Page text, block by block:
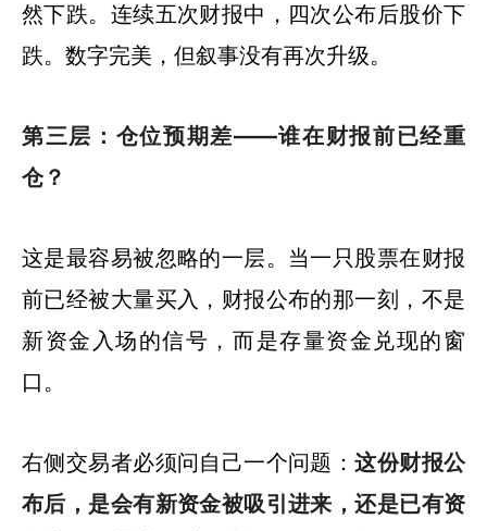
然下跌。连续五次财报中，四次公布后股价下
跌。数字完美，但叙事没有再次升级。
第三层：仓位预期差——谁在财报前已经重
仓？
这是最容易被忽略的一层。当一只股票在财报
前已经被大量买入，财报公布的那一刻，不是
新资金入场的信号，而是存量资金兑现的窗
口。
右侧交易者必须问自己一个问题：这份财报公
布后，是会有新资金被吸引进来，还是已有资